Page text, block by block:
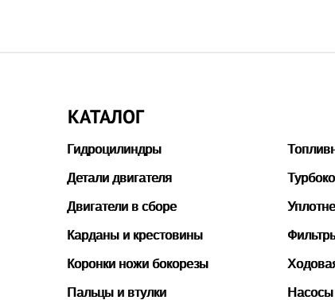
КАТАЛОГ
Гидроцилиндры
Детали двигателя
Двигатели в сборе
Карданы и крестовины
Коронки ножи бокорезы
Пальцы и втулки Насосы